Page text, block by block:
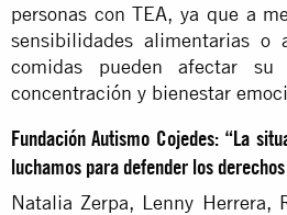
personas con TEA, ya que a
sensibilidades alimentarias o
comidas pueden afectar su
concentración y bienestar
Fundación Autismo Cojedes: “La
luchamos para defender los
Natalia Zerpa, Lenny Herrera,